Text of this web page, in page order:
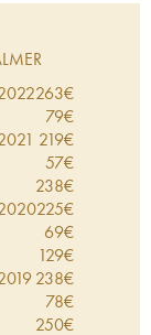
263€
79€
219€
57€
238€
225€
69€
129€
238€
78€
250€